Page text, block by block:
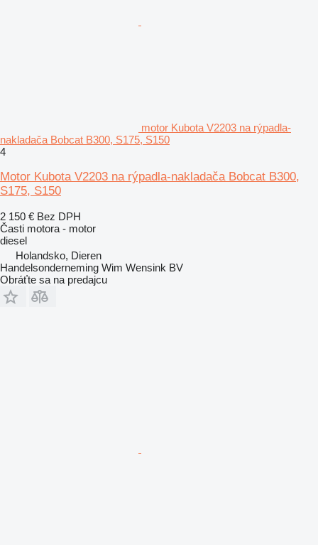
motor Kubota V2203 na rýpadla-
nakladača Bobcat B300, S175, S150
4
Motor Kubota V2203 na rýpadla-nakladača Bobcat B300,
S175, S150
2 150 € Bez DPH
Časti motora - motor
diesel
Holandsko, Dieren
Handelsonderneming Wim Wensink BV
Obráťte sa na predajcu